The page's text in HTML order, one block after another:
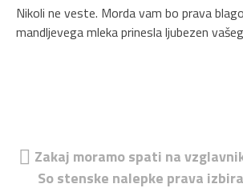
Nikoli ne veste. Morda vam bo prava
mandljevega mleka prinesla ljubezen
Navigacija
Zakaj moramo spati na
So stenske nalepke prava